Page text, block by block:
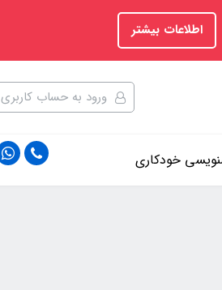
اطلاعات بیشتر
ورود به حساب کاربری
خودکاری